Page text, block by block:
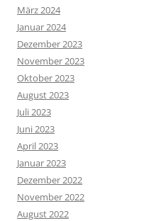
März 2024
Januar 2024
Dezember 2023
November 2023
Oktober 2023
August 2023
Juli 2023
Juni 2023
April 2023
Januar 2023
Dezember 2022
November 2022
August 2022